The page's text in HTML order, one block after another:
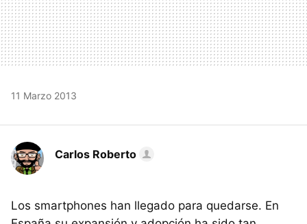
11 Marzo 2013
Carlos Roberto
Los smartphones han llegado para quedarse. En